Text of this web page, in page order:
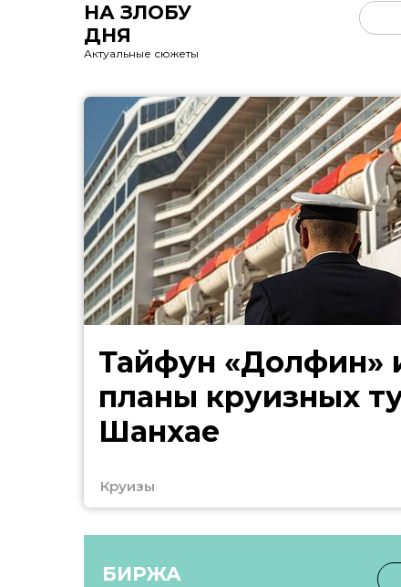
НА ЗЛОБУ
ДНЯ
Актуальные сюжеты
Тайфун «Долфин»
планы круизных
Шанхае
Круизы
БИРЖА